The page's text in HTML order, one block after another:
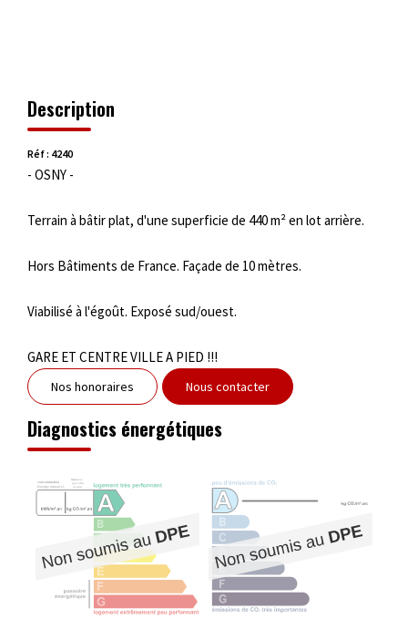
Description
Réf : 4240
- OSNY -
Terrain à bâtir plat, d'une superficie de 440 m² en lot arrière.
Hors Bâtiments de France. Façade de 10 mètres.
Viabilisé à l'égoût. Exposé sud/ouest.
GARE ET CENTRE VILLE A PIED !!!
Nos honoraires Nous contacter
Diagnostics énergétiques